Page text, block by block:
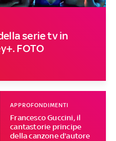
serie tv in
FOTO
Francesco Guccini, il
cantastorie principe
della canzone d'autore
APPROFONDIMENTI